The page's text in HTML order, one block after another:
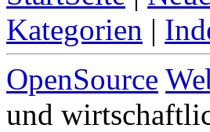
Kategorien |
OpenSource
und